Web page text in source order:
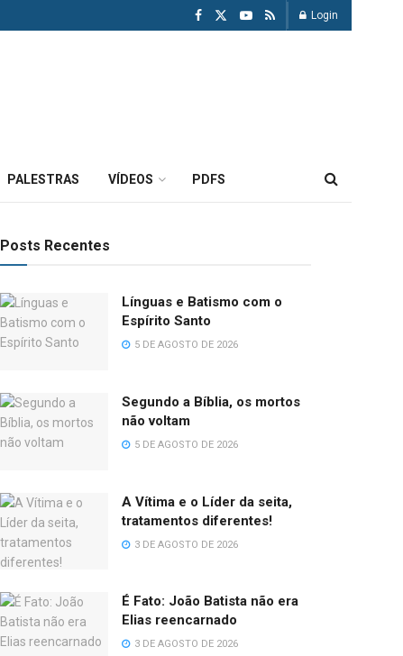
Login
PALESTRAS VÍDEOS PDFS
Posts Recentes
Línguas e Batismo com o
Espírito Santo
5 DE AGOSTO DE 2026
Segundo a Bíblia, os mortos
não voltam
5 DE AGOSTO DE 2026
A Vítima e o Líder da seita,
tratamentos diferentes!
3 DE AGOSTO DE 2026
É Fato: João Batista não era
Elias reencarnado
3 DE AGOSTO DE 2026